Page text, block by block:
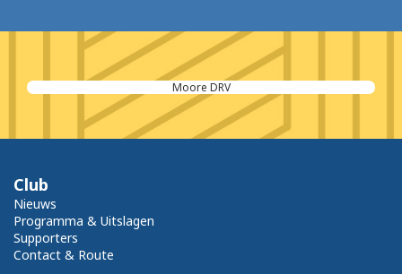
Moore DRV
Club
Nieuws
Programma & Uitslagen
Supporters
Contact & Route